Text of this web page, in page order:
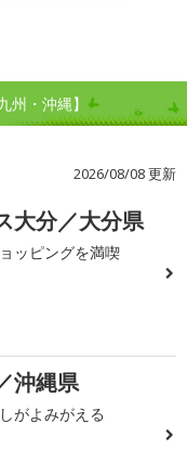
州・沖縄】
2026/08/08 更新
大分／大分県
ッピングを満喫
沖縄県
がよみがえる